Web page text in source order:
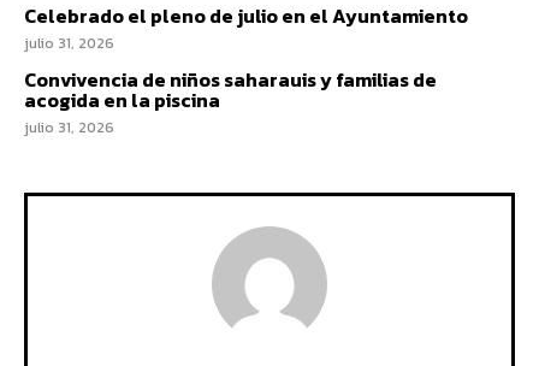
Celebrado el pleno de julio en el Ayuntamiento
julio 31, 2026
Convivencia de niños saharauis y familias de
acogida en la piscina
julio 31, 2026